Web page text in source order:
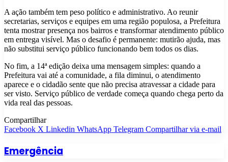
A ação também tem peso político e administrativo. Ao reunir
secretarias, serviços e equipes em uma região populosa, a Prefeitura
tenta mostrar presença nos bairros e transformar atendimento público
em entrega visível. Mas o desafio é permanente: mutirão ajuda, mas
não substitui serviço público funcionando bem todos os dias.
No fim, a 14ª edição deixa uma mensagem simples: quando a
Prefeitura vai até a comunidade, a fila diminui, o atendimento
aparece e o cidadão sente que não precisa atravessar a cidade para
ser visto. Serviço público de verdade começa quando chega perto da
vida real das pessoas.
Compartilhar
Facebook X Linkedin WhatsApp Telegram Compartilhar via e-mail
Emergência